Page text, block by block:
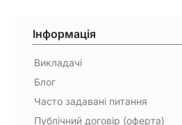
Інформація
Викладачі
Блог
Часто задавані питання
Публічний договір (оферта)